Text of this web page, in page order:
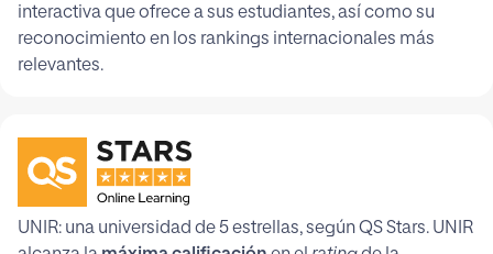
interactiva que ofrece a sus estudiantes, así como su
reconocimiento en los rankings internacionales más
relevantes.
UNIR: una universidad de 5 estrellas, según QS Stars. UNIR